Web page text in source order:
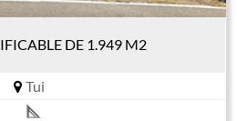
DE 1.949 M2
Tui